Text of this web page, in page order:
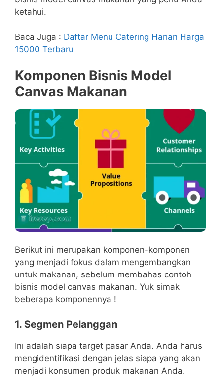
ketahui.
Baca Juga : Daftar Menu Catering Harian Harga
15000 Terbaru
Komponen Bisnis Model
Canvas Makanan
Berikut ini merupakan komponen-komponen
yang menjadi fokus dalam mengembangkan
untuk makanan, sebelum membahas contoh
bisnis model canvas makanan. Yuk simak
beberapa komponennya !
1. Segmen Pelanggan
Ini adalah siapa target pasar Anda. Anda harus
mengidentifikasi dengan jelas siapa yang akan
menjadi konsumen produk makanan Anda.